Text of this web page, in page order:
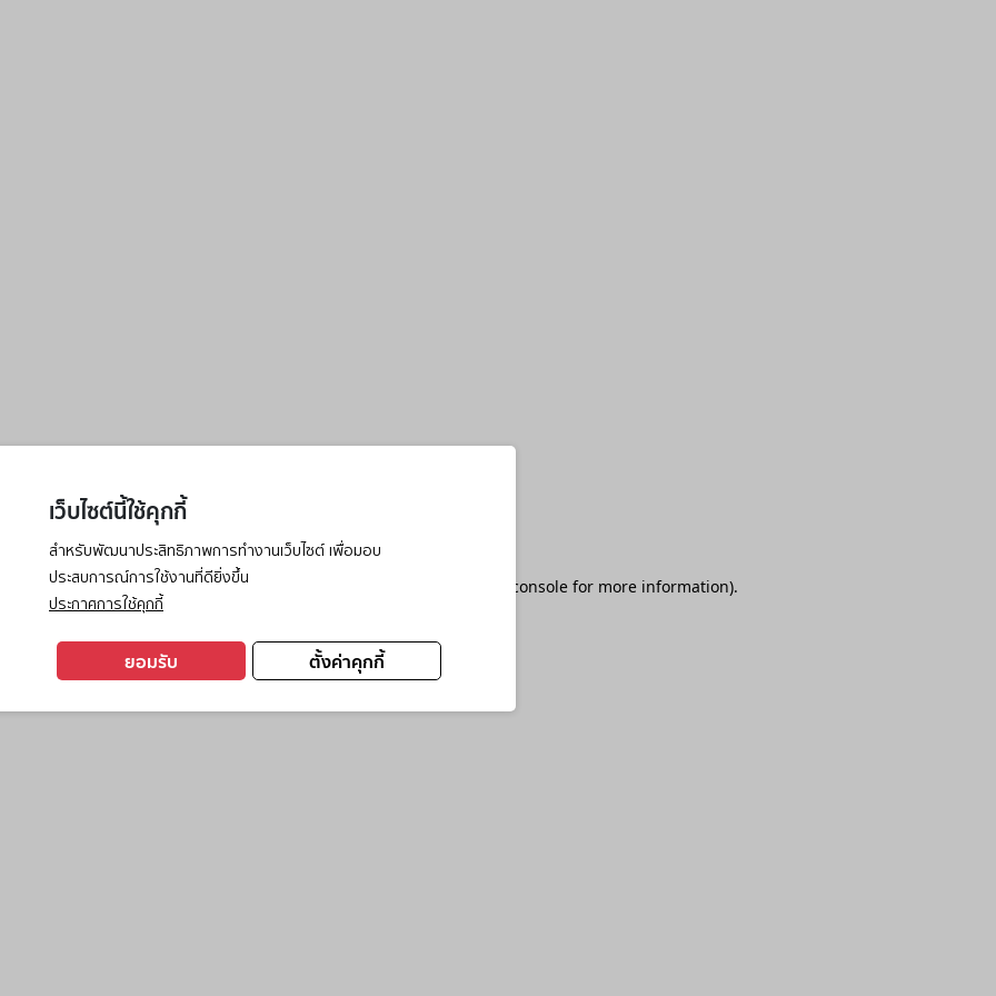
เว็บไซต์นี้ใช้คุกกี้
สำหรับพัฒนาประสิทธิภาพการทำงานเว็บไซต์ เพื่อมอบ
ประสบการณ์การใช้งานที่ดียิ่งขึ้น
ประกาศการใช้คุกกี้
ตั้งค่าคุกกี้
ยอมรับ
has occurred while loading browser console for more information).